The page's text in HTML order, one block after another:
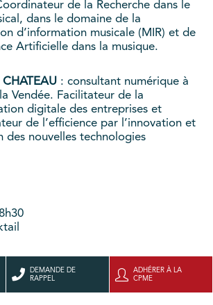
de la Recherche dans le
dans le domaine de la
d’information musicale (MIR) et de
Artificielle dans la musique.
: consultant numérique à
Vendée. Facilitateur de la
digitale des entreprises et
de l’efficience par l’innovation et
des nouvelles technologies
DEMANDE DE
RAPPEL
ADHÉRER À LA
CPME